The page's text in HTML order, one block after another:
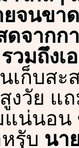
ยจนข
ดจากก
วมถึง
เก็บส
งวัย แ
น่นอน
รับ นา